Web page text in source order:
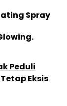
Spray
Peduli
Eksis